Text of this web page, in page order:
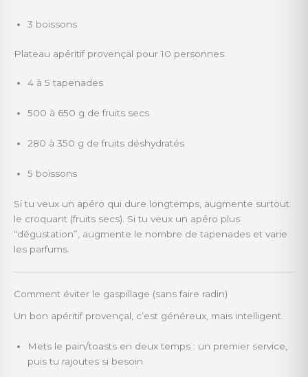
3 boissons
Plateau apéritif provençal pour 10 personnes
4 à 5 tapenades
500 à 650 g de fruits secs
280 à 350 g de fruits déshydratés
5 boissons
Si tu veux un apéro qui dure longtemps, augmente surtout
le croquant (fruits secs). Si tu veux un apéro plus
“dégustation”, augmente le nombre de tapenades et varie
les parfums.
Comment éviter le gaspillage (sans faire radin)
Un bon apéritif provençal, c’est généreux, mais intelligent.
Mets le pain/toasts en deux temps : un premier service,
puis tu rajoutes si besoin